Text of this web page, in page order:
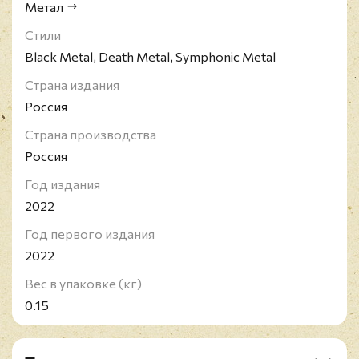
Метал
Стили
Black Metal, Death Metal, Symphonic Metal
Страна издания
Россия
Страна производства
Россия
Год издания
2022
Год первого издания
2022
Вес в упаковке (кг)
0.15